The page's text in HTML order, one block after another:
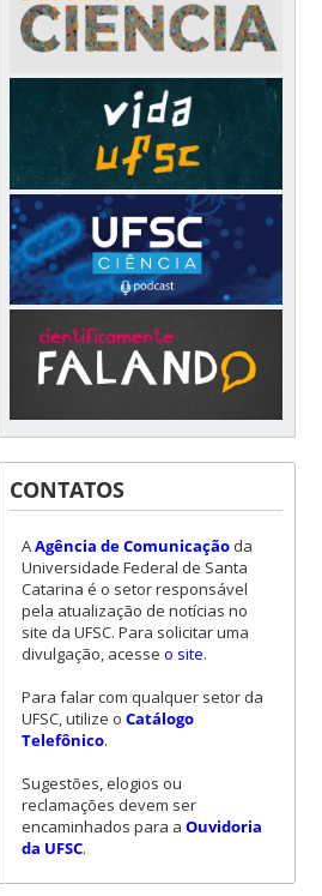
CONTATOS
AAgência de Comunicaçãoda
Universidade Federal de Santa
Catarina é o setor responsável
pela atualização de notícias no
site da UFSC. Para solicitar uma
divulgação, acesse o site.
Para falar com qualquer setor da
UFSC, utilize o Catálogo
Telefônico.
Sugestões, elogios ou
reclamações devem ser
encaminhados para a Ouvidoria
da UFSC.